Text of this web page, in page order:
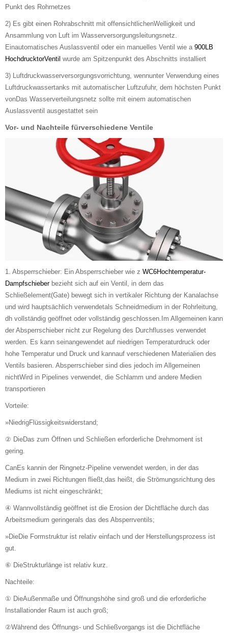
Punkt des Rohrnetzes
2) Es gibt einen Rohrabschnitt mit offensichtlichenWelligkeit und
Ansammlung von Luft im Wasserversorgungsleitungsnetz.
Einautomatisches Auslassventil oder ein manuelles Ventil wie a 900LB
HochdrucktorVentil wurde am Spitzenpunkt des Abschnitts installiert
3) Luftdruckwasserversorgungsvorrichtung, wennunter Verwendung eines
Luftdruckwassertanks mit automatischer Luftzufuhr, dem höchsten Punkt
vonDas Wasserverteilungsnetz sollte mit einem automatischen
Auslassventil ausgestattet sein
Vor- und Nachteile fürverschiedene Ventile
1. Absperrschieber: Ein Absperrschieber wie z WC6Hochtemperatur-
Dampfschieberbezieht sich auf ein Ventil, in dem das
Schließelement(Gate) bewegt sich in vertikaler Richtung der Kanalachse
und wird hauptsächlich verwendetals Schneidmedium in der Rohrleitung,
dh vollständig geöffnet oder vollständig geschlossen.Im Allgemeinen kann
der Absperrschieber nicht zur Regelung des Durchflusses verwendet
werden. Es kann seinangewendet auf niedrigen Temperaturdruck oder
hohe Temperatur und Druck und kannauf verschiedenen Materialien des
Ventils basieren. Absperrschieber sind dies jedoch im Allgemeinen
nichtWird in Pipelines verwendet, die Schlamm und andere Medien
transportieren
Vorteile:
»NiedrigFlüssigkeitswiderstand;
② DieDas zum Öffnen und Schließen erforderliche Drehmoment ist
gering.
CanEs kannin der Ringnetz-Pipeline verwendet werden, in der das
Medium in zwei Richtungen fließt,das heißt, die Strömungsrichtung des
Mediums ist nicht eingeschränkt;
④ Wannvollständig geöffnet ist die Erosion der Dichtfläche durch das
Arbeitsmedium geringerals das des Absperrventils;
»DieDie Formstruktur ist relativ einfach und der Herstellungsprozess ist
gut.
⑥ DieStrukturlänge ist relativ kurz.
Nachteile:
① DieAußenmaße und Öffnungshöhe sind groß und die erforderliche
Installationder Raum ist auch groß;
②Während des Öffnungs- und Schließvorgangs ist die Dichtfläche